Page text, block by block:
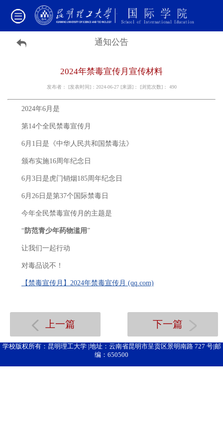
通知公告
2024年禁毒宣传月宣传材料
发布者： [发表时间]：2024-06-27 [来源]： [浏览次数]： 490
2024年6月是
第14个全民禁毒宣传月
6月1日是 《中华人民共和国禁毒法》
颁布实施16周年纪念日
6月3日是虎门销烟185周年纪念日
6月26日是第37个国际禁毒日
今年全民禁毒宣传月的主题是
“防范青少年药物滥用”
让我们一起行动
对毒品说不！
【禁毒宣传月】2024年禁毒宣传月 (qq.com)
上一篇 下一篇
学校版权所有：昆明理工大学 |地址：云南省昆明市呈贡区景明南路 727 号|邮
编：650500